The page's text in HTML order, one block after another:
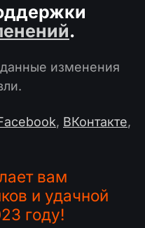
.
изменения
, ВКонтакте,
вам
и удачной
году!